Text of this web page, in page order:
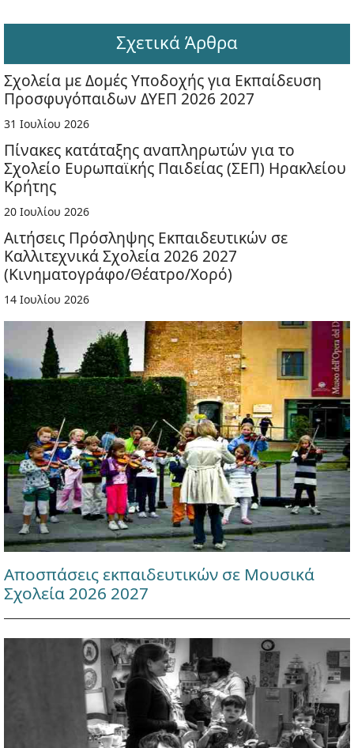
Σχετικά Άρθρα
Σχολεία με Δομές Υποδοχής για Εκπαίδευση
Προσφυγόπαιδων ΔΥΕΠ 2026 2027
31 Ιουλίου 2026
Πίνακες κατάταξης αναπληρωτών για το
Σχολείο Ευρωπαϊκής Παιδείας (ΣΕΠ) Ηρακλείου
Κρήτης
20 Ιουλίου 2026
Αιτήσεις Πρόσληψης Εκπαιδευτικών σε
Καλλιτεχνικά Σχολεία 2026 2027
(Κινηματογράφο/Θέατρο/Χορό)
14 Ιουλίου 2026
Αποσπάσεις εκπαιδευτικών σε Μουσικά
Σχολεία 2026 2027